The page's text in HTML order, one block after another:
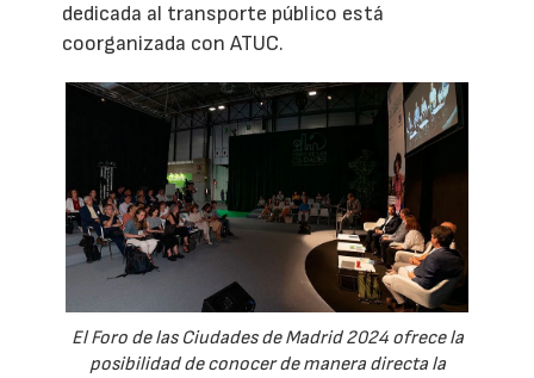
dedicada al transporte público está
coorganizada con ATUC.
El Foro de las Ciudades de Madrid 2024 ofrece la
posibilidad de conocer de manera directa la